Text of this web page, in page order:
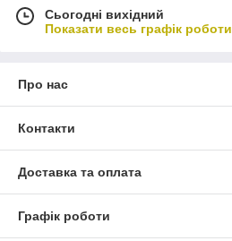
Сьогодні вихідний
Показати весь графік роботи
Про нас
Контакти
Доставка та оплата
Графік роботи